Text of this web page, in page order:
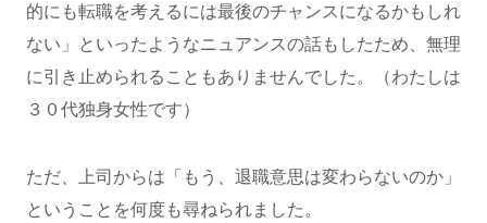
的にも転職を考えるには最後のチャンスになるかもしれ
ない」といったようなニュアンスの話もしたため、無理
に引き止められることもありませんでした。（わたしは
３０代独身女性です）
ただ、上司からは「もう、退職意思は変わらないのか」
ということを何度も尋ねられました。